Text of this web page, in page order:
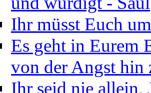
Ihr müsst Euch
Es geht in Eurem
von der Angst hin
Ihr seid nie allein.